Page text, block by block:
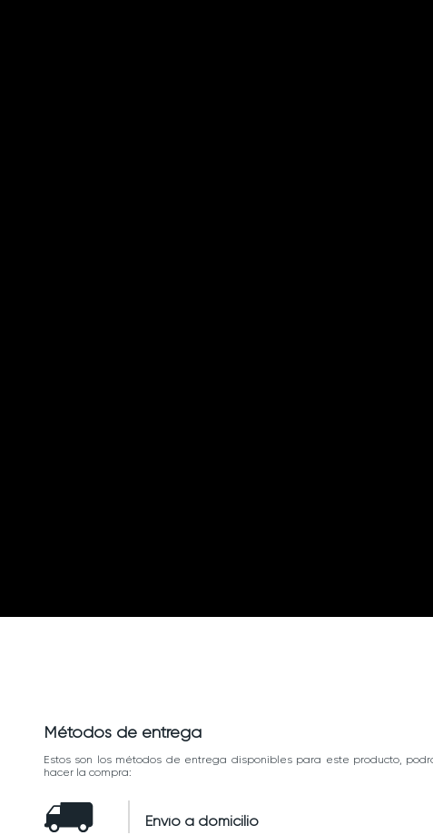
Métodos de entrega
Estos son los métodos de entrega disponibles para este producto,
hacer la compra:
Envío a domicilio